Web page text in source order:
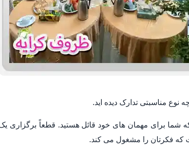
مناسبتی تدارک دیده اید.
برای مهمان های خود قائل هستید. قطعاً برگزاری
که فکرتان را مشغول می کند.